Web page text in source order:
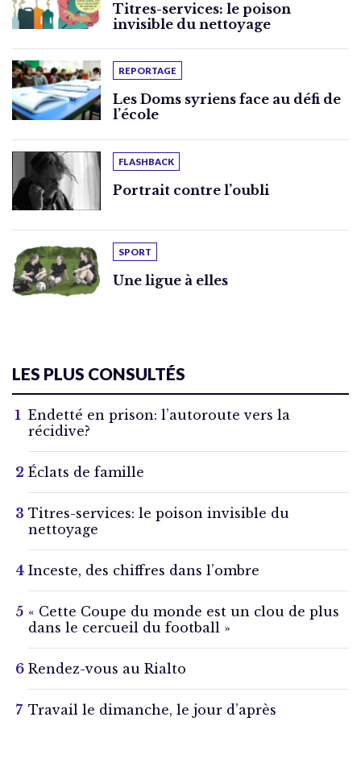
Titres-services: le poison
invisible du nettoyage
REPORTAGE
Les Doms syriens face au défi de
l’école
FLASHBACK
Portrait contre l’oubli
SPORT
Une ligue à elles
LES PLUS CONSULTÉS
Endetté en prison: l’autoroute vers la
récidive?
Éclats de famille
Titres-services: le poison invisible du
nettoyage
Inceste, des chiffres dans l’ombre
« Cette Coupe du monde est un clou de plus
dans le cercueil du football »
Rendez-vous au Rialto
Travail le dimanche, le jour d’après